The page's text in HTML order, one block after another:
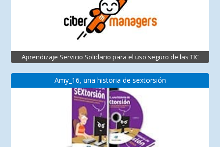
Aprendizaje Servicio Solidario para el uso seguro de las TIC
Amy_16, una historia de sextorsión